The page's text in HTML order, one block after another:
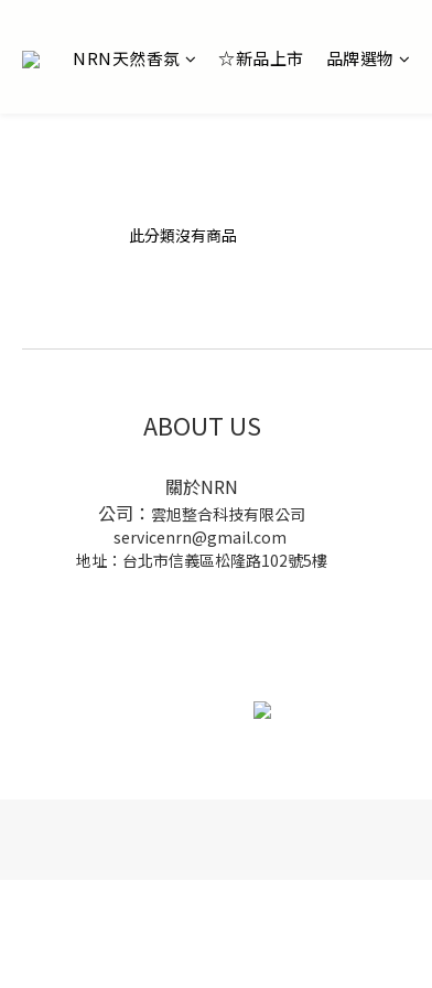
NRN天然香氛 ☆新品上市 品牌選物
此分類沒有商品
ABOUT US
關於NRN
公司： 雲旭整合科技有限公司
servicenrn@gmail.com
地址：台北市信義區松隆路102號5樓